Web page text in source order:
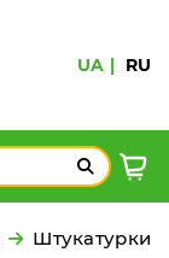
UA RU
Штукатурки